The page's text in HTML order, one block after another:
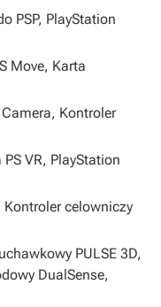
PSP, PlayStation
Move, Karta
Kontroler
VR, PlayStation
Kontroler celowniczy
PULSE 3D,
DualSense,